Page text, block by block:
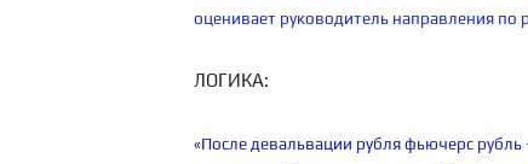
оценивает руководитель направления
ЛОГИКА:
«После девальвации рубля фьючерс